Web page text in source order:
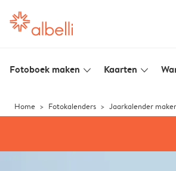
Fotoboek maken slim_arrow_down Kaarten slim_arrow_down
Home Fotokalenders Jaarkalender